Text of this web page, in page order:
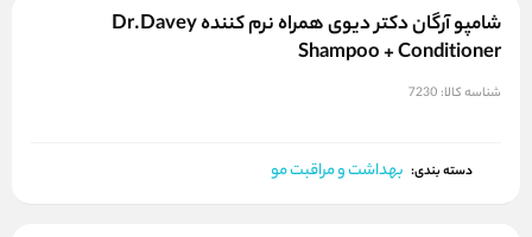
شامپو آرگان دکتر دیوی همراه نرم کننده Dr.Davey
Shampoo + Conditioner
شناسه کالا: 7230
دسته بندی: بهداشت و مراقبت مو